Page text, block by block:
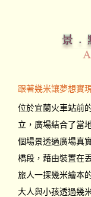
跟著幾米讓夢想實
位於宜蘭火車站前
立，廣場結合了當
個場景透過廣場真
橋段，藉由裝置在
旅人一探幾米繪本
大人與小孩透過幾